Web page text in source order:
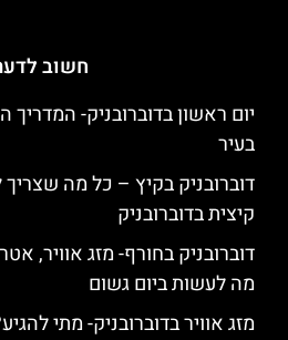
חשוב
יום ראשון בדוברובניק-
בעיר
דוברובניק בקיץ – כל מה
קיצית בדוברובניק
דוברובניק בחורף- מזג אוויר,
מה לעשות ביום גשום
מזג אוויר בדוברובניק- מתי